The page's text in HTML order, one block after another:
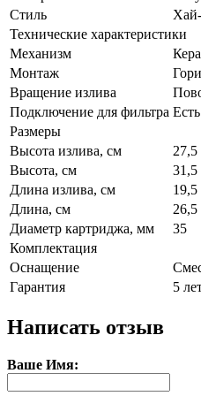
Стиль
Технические характеристики
Механизм
Монтаж
Вращение излива
Подключение для фильтра Есть
Размеры
Высота излива, см
27,5
Высота, см
31,5
Длина излива, см
19,5
Длина, см
26,5
Диаметр картриджа, мм
35
Комплектация
Оснащение
Гарантия
5
Написать отзыв
Ваше Имя: